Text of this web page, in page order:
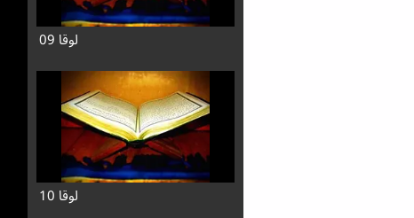
لوقا 09
لوقا 10